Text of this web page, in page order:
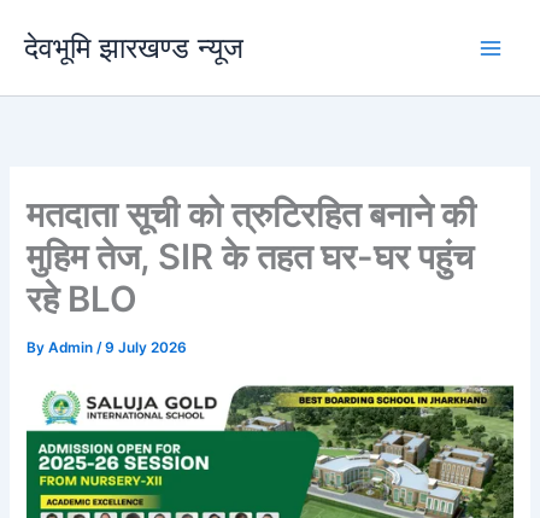
content
देवभूमि झारखण्ड न्यूज
मतदाता सूची को त्रुटिरहित बनाने की
मुहिम तेज, SIR के तहत घर-घर पहुंच
रहे BLO
ByAdmin/9 July 2026